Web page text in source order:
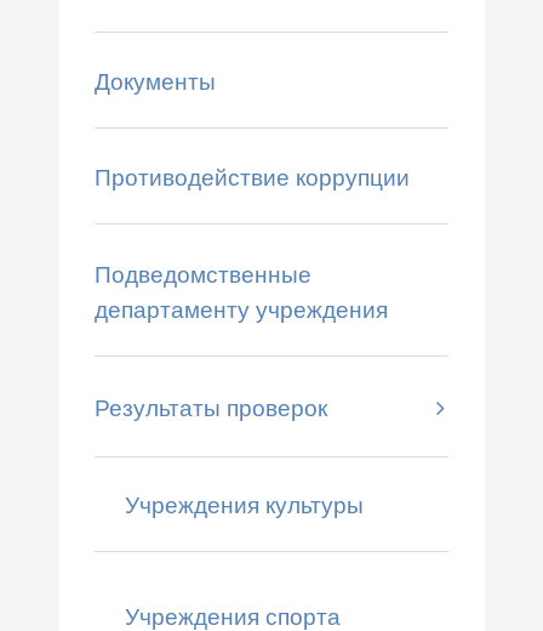
Документы
Противодействие коррупции
Подведомственные
департаменту учреждения
Результаты проверок
Учреждения культуры
Учреждения спорта